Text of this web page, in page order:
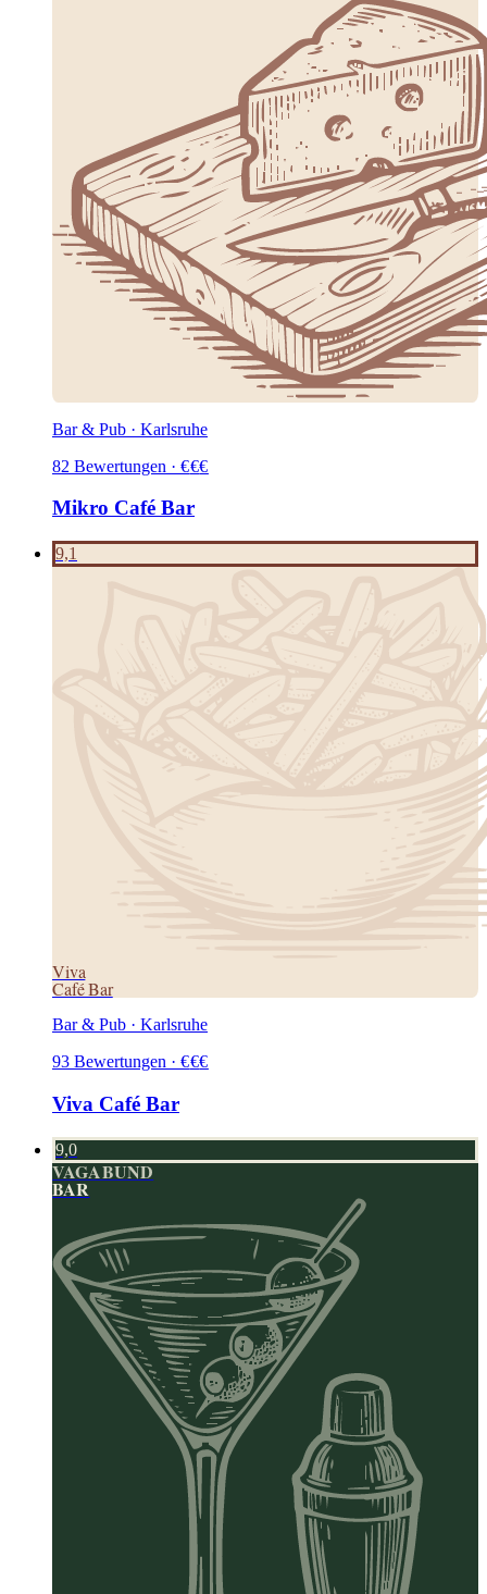
Bar & Pub · Karlsruhe
82 Bewertungen · €€€
Mikro Café Bar
9,1
Viva
Café Bar
Bar & Pub · Karlsruhe
93 Bewertungen · €€€
Viva Café Bar
9,0
VAGABUND
BAR